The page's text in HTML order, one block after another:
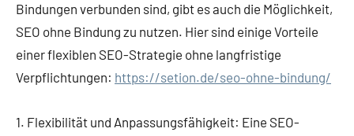
Bindungen verbunden sind, gibt es auch die Möglichkeit,
SEO ohne Bindung zu nutzen. Hier sind einige Vorteile
einer flexiblen SEO-Strategie ohne langfristige
Verpflichtungen: https://setion.de/seo-ohne-bindung/
1. Flexibilität und Anpassungsfähigkeit: Eine SEO-